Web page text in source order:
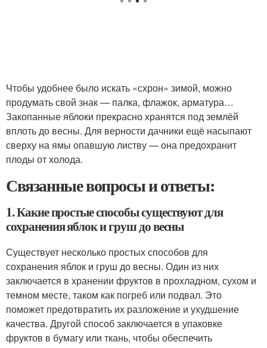
Чтобы удобнее было искать «схрон» зимой, можно
продумать свой знак — палка, флажок, арматура…
Закопанные яблоки прекрасно хранятся под землёй
вплоть до весны. Для верности дачники ещё насыпают
сверху на ямы опавшую листву — она предохранит
плоды от холода.
Связанные вопросы и ответы:
1. Какие простые способы существуют для
сохранения яблок и груш до весны
Существует несколько простых способов для
сохранения яблок и груш до весны. Один из них
заключается в хранении фруктов в прохладном, сухом и
темном месте, таком как погреб или подвал. Это
поможет предотвратить их разложение и ухудшение
качества. Другой способ заключается в упаковке
фруктов в бумагу или ткань, чтобы обеспечить